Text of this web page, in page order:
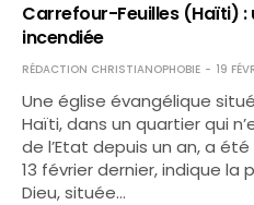
Carrefour-Feuilles (Haïti) :
incendiée
RÉDACTION CHRISTIANOPHOBIE 19
Une église évangélique
Haïti, dans un quartier qui
de l’Etat depuis un an, a
13 février dernier, indique la
Dieu, située…